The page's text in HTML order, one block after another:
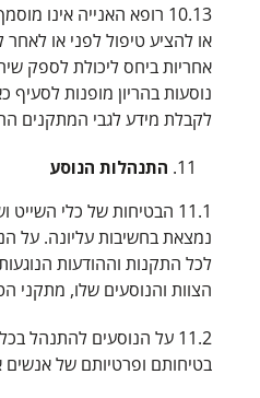
10.13 רופא האנייה אינו
או להציע טיפול לפני או לאחר
אחריות ביחס ליכולת לספק
נוסעות בהריון מופנות לסעיף
לקבלת מידע לגבי המתקנים
התנהלות הנוסע
11.1 הבטיחות של כלי
נמצאת בחשיבות עליונה. על
לכל התקנות וההודעות
הצוות והנוסעים שלו, מתקני
11.2 על הנוסעים להתנהל
בטיחותם ופרטיותם של אנשים